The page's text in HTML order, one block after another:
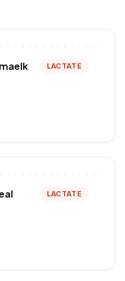
LACTATE
LACTATE